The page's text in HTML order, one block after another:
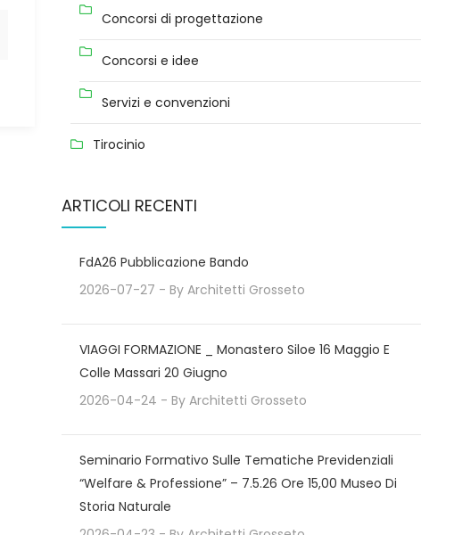
Concorsi di progettazione
Concorsi e idee
Servizi e convenzioni
Tirocinio
ARTICOLI RECENTI
FdA26 Pubblicazione Bando
2026-07-27 - By Architetti Grosseto
VIAGGI FORMAZIONE _ Monastero Siloe 16 Maggio E
Colle Massari 20 Giugno
2026-04-24 - By Architetti Grosseto
Seminario Formativo Sulle Tematiche Previdenziali
“Welfare & Professione” – 7.5.26 Ore 15,00 Museo Di
Storia Naturale